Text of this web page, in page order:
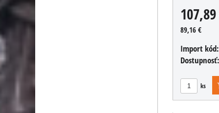
89,16 €
Import kód:
Dostupnosť:
ks